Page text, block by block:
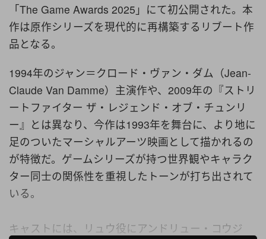
「The Game Awards 2025」にて初公開された。本
作は原作シリーズを現代的に再構築するリブート作
品となる。
1994年のジャン＝クロード・ヴァン・ダム（Jean-
Claude Van Damme）主演作や、2009年の『ストリ
ートファイター ザ・レジェンド・オブ・チュンリ
ー』とは異なり、今作は1993年を舞台に、より地に
足のついたマーシャルアーツ映画として描かれるの
が特徴だ。ゲームシリーズが持つ世界観やキャラク
ター同士の関係性を重視したトーンが打ち出されて
いる。
キャストには、リュウ役にアンドリュー・コウジ